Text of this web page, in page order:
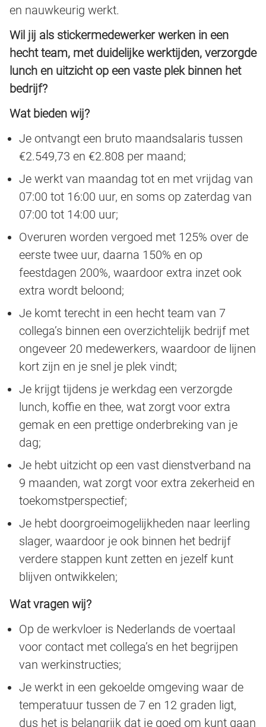
en nauwkeurig werkt.
Wil jij als stickermedewerker werken in een
hecht team, met duidelijke werktijden, verzorgde
lunch en uitzicht op een vaste plek binnen het
bedrijf?
Wat bieden wij?
Je ontvangt een bruto maandsalaris tussen
€2.549,73 en €2.808 per maand;
Je werkt van maandag tot en met vrijdag van
07:00 tot 16:00 uur, en soms op zaterdag van
07:00 tot 14:00 uur;
Overuren worden vergoed met 125% over de
eerste twee uur, daarna 150% en op
feestdagen 200%, waardoor extra inzet ook
extra wordt beloond;
Je komt terecht in een hecht team van 7
collega’s binnen een overzichtelijk bedrijf met
ongeveer 20 medewerkers, waardoor de lijnen
kort zijn en je snel je plek vindt;
Je krijgt tijdens je werkdag een verzorgde
lunch, koffie en thee, wat zorgt voor extra
gemak en een prettige onderbreking van je
dag;
Je hebt uitzicht op een vast dienstverband na
9 maanden, wat zorgt voor extra zekerheid en
toekomstperspectief;
Je hebt doorgroeimogelijkheden naar leerling
slager, waardoor je ook binnen het bedrijf
verdere stappen kunt zetten en jezelf kunt
blijven ontwikkelen;
Wat vragen wij?
Op de werkvloer is Nederlands de voertaal
voor contact met collega’s en het begrijpen
van werkinstructies;
Je werkt in een gekoelde omgeving waar de
temperatuur tussen de 7 en 12 graden ligt,
dus het is belangrijk dat je goed om kunt gaan